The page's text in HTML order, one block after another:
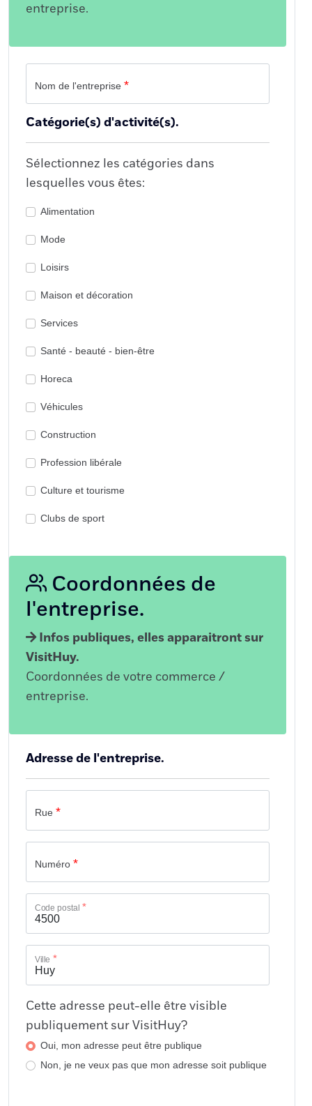
entreprise.
Nom de l'entreprise *
Catégorie(s) d'activité(s).
Sélectionnez les catégories dans
lesquelles vous êtes:
Alimentation
Mode
Loisirs
Maison et décoration
Services
Santé - beauté - bien-être
Horeca
Véhicules
Construction
Profession libérale
Culture et tourisme
Clubs de sport
Coordonnées de
l'entreprise.
Infos publiques, elles apparaitront sur
VisitHuy.
Coordonnées de votre commerce /
entreprise.
Adresse de l'entreprise.
Rue *
Numéro *
Code postal*
Ville *
Cette adresse peut-elle être visible
publiquement sur VisitHuy?
Oui, mon adresse peut être publique
Non, je ne veux pas que mon adresse soit publique